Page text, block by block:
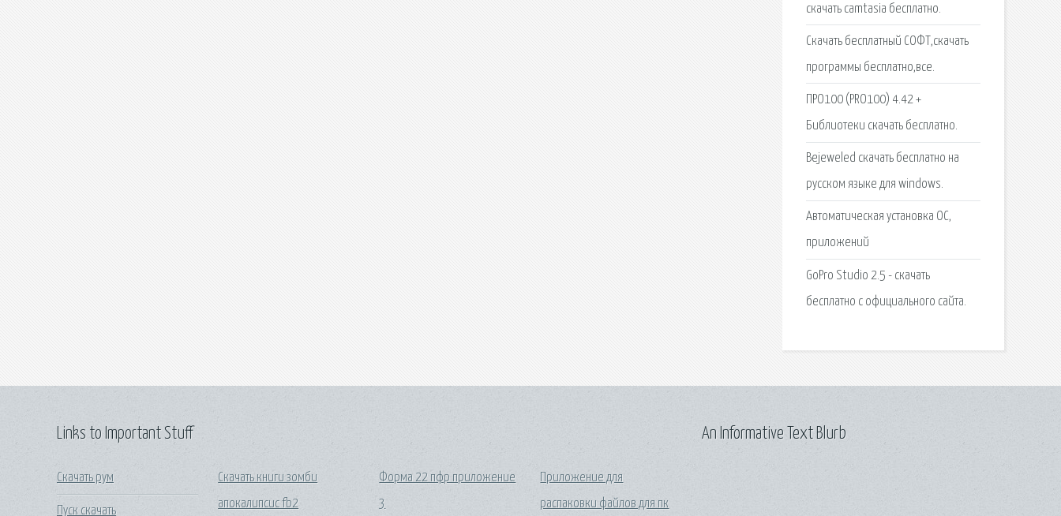
скачать camtasia бесплатно.
Скачать бесплатный СОФТ,скачать
программы бесплатно,все.
ПРО100 (PRO100) 4.42 +
Библиотеки скачать бесплатно.
Bejeweled скачать бесплатно на
русском языке для windows.
Автоматическая установка ОС,
приложений
GoPro Studio 2.5 - скачать
бесплатно с официального сайта.
Links to Important Stuff
Скачать рум
Пуск скачать
Скачать книги зомби
апокалипсис fb2
Форма 22 пфр приложение
3
Приложение для
распаковки файлов для пк
An Informative Text Blurb